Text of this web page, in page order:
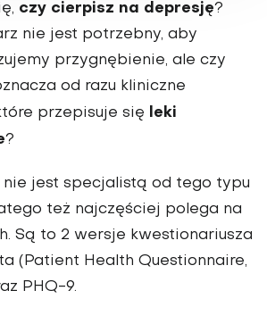
czy cierpisz na depresję?
nie jest potrzebny, aby
przygnębienie, ale czy
od razu kliniczne
przepisuje się
leki
?
nie jest specjalistą od tego typu
też najczęściej polega na
Są to 2 wersje kwestionariusza
(Patient Health Questionnaire,
PHQ-9.